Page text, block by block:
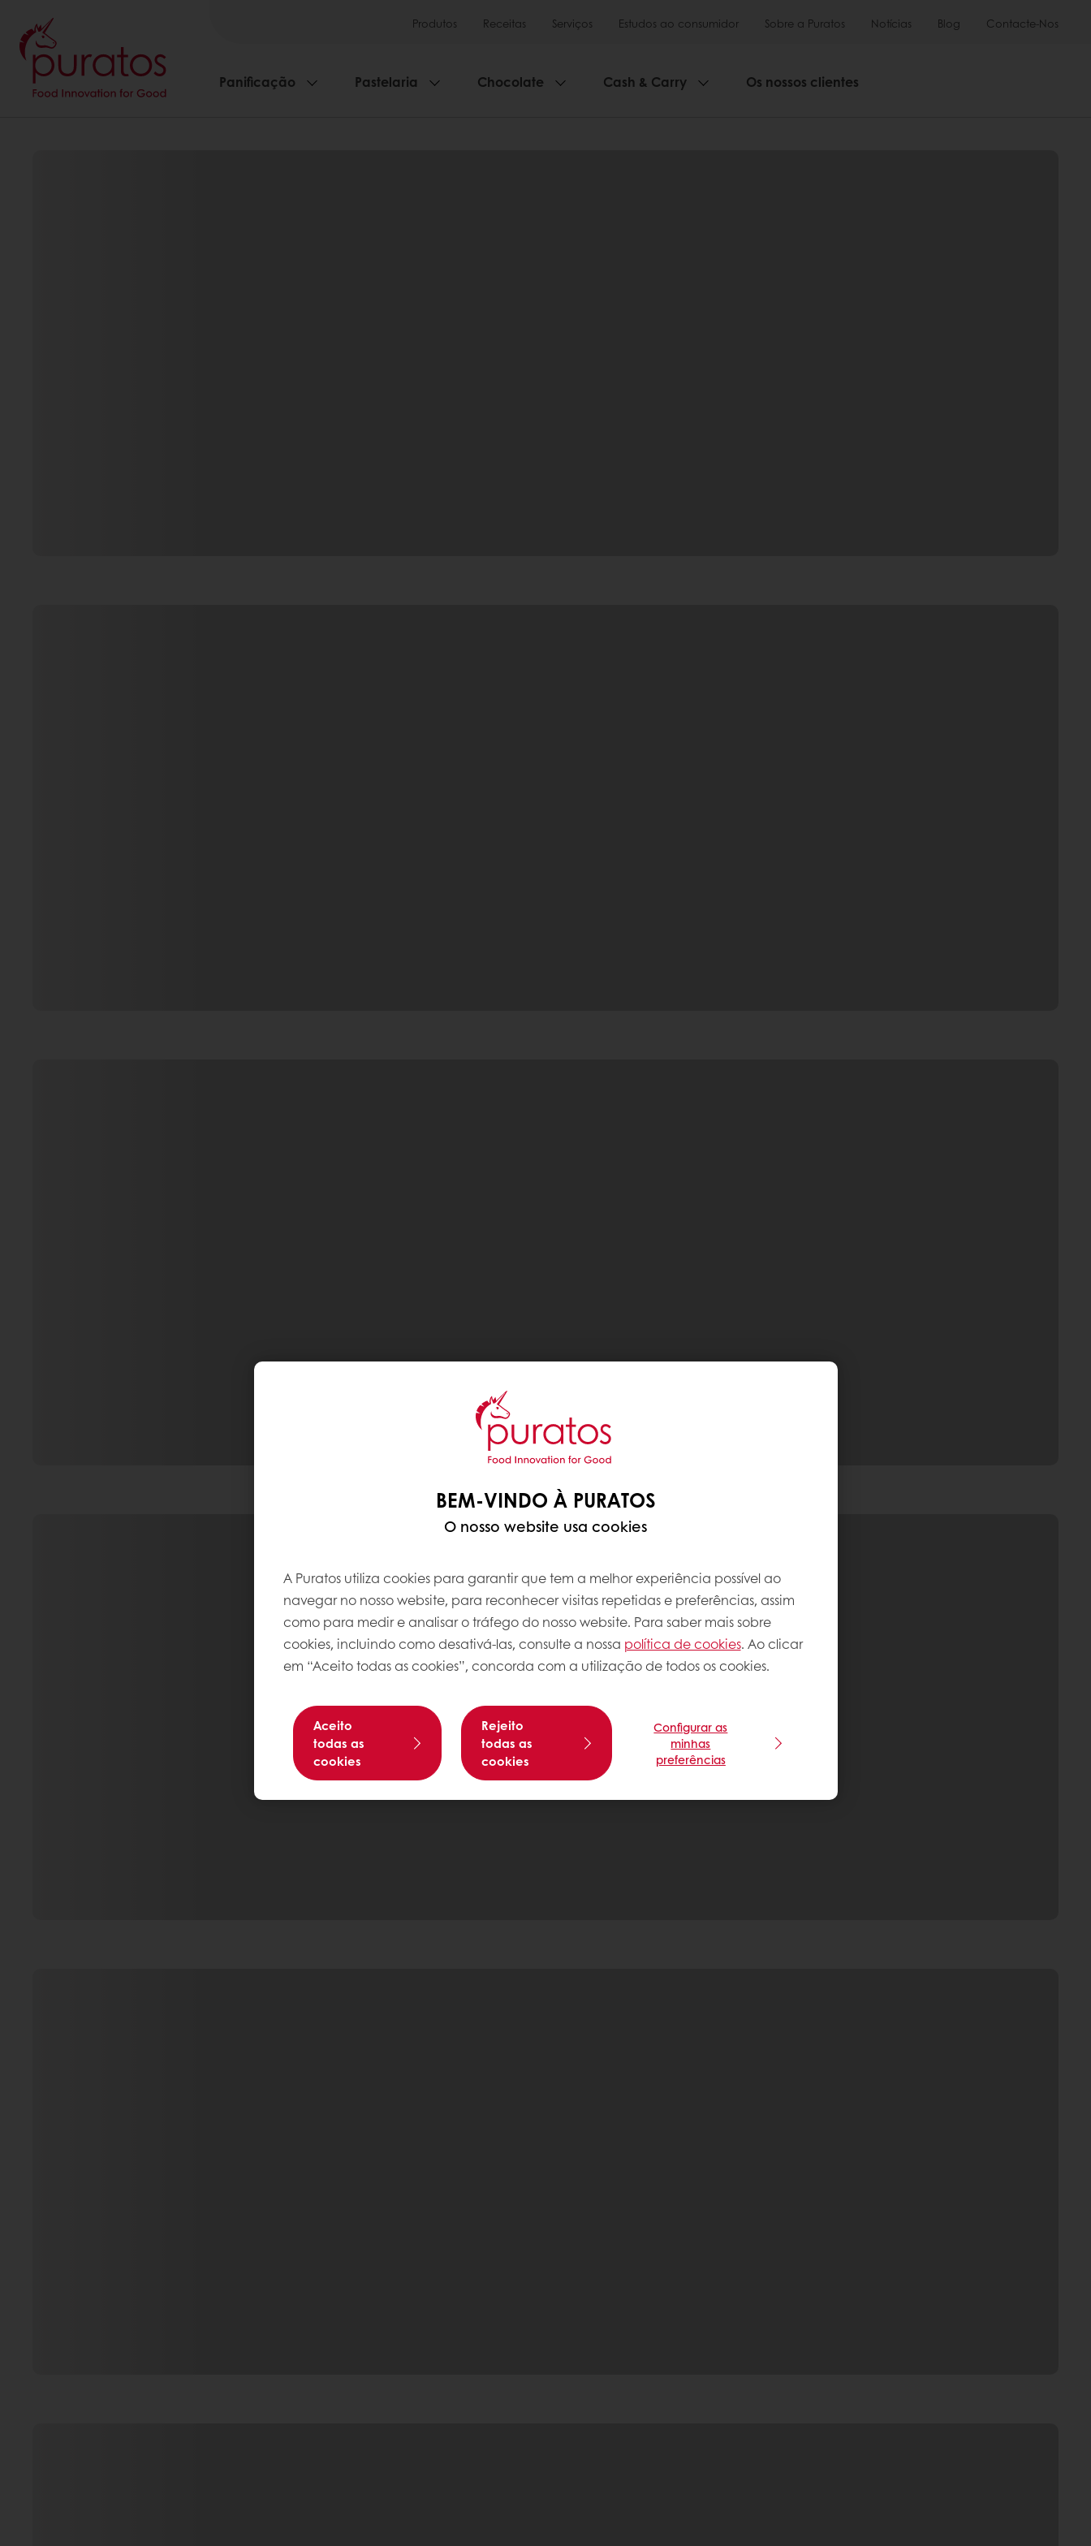
Produtos Receitas Serviços Estudos ao consumidor Sobre a Puratos Notícias Blog Contacte-Nos
Panificação Pastelaria Chocolate Cash & Carry Os nossos clientes
BEM-VINDO À PURATOS
O nosso website usa cookies
A Puratos utiliza cookies para garantir que tem a melhor experiência possível ao
navegar no nosso website, para reconhecer visitas repetidas e preferências, assim
como para medir e analisar o tráfego do nosso website. Para saber mais sobre
cookies, incluindo como desativá-las, consulte a nossa política de cookies. Ao clicar
em “Aceito todas as cookies”, concorda com a utilização de todos os cookies.
Aceito
todas as
cookies
Rejeito
todas as
cookies
Configurar as
minhas
preferências